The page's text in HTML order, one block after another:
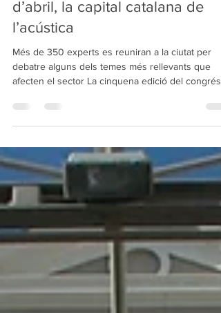
esdevingui, els dies 24 i 25
d’abril, la capital catalana de
l’acústica
Més de 350 experts es reuniran a la ciutat per
debatre alguns dels temes més rellevants que
afecten el sector La cinquena edició del congrés
Manresa es convertirà la setmana vinent en la
capital catalana de l’acústica, gràcies a la
de la cinquena edició del congrés ACUSTICAT, el
principal punt de trobada dels experts en aquesta
disciplina. El congrés tindrà lloc els dies 24 i 25